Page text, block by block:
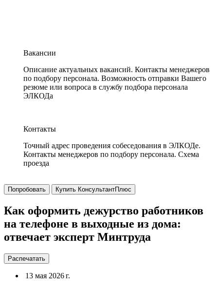
Вакансии
Описание актуальных вакансий. Контакты менеджеров
по подбору персонала. Возможность отправки Вашего
резюме или вопроса в службу подбора персонала
ЭЛКОДа
Контакты
Точный адрес проведения собеседования в ЭЛКОДе.
Контакты менеджеров по подбору персонала. Схема
проезда
Попробовать Купить КонсультантПлюс
Как оформить дежурство работников
на телефоне в выходные из дома:
отвечает эксперт Минтруда
Распечатать
13 мая 2026 г.